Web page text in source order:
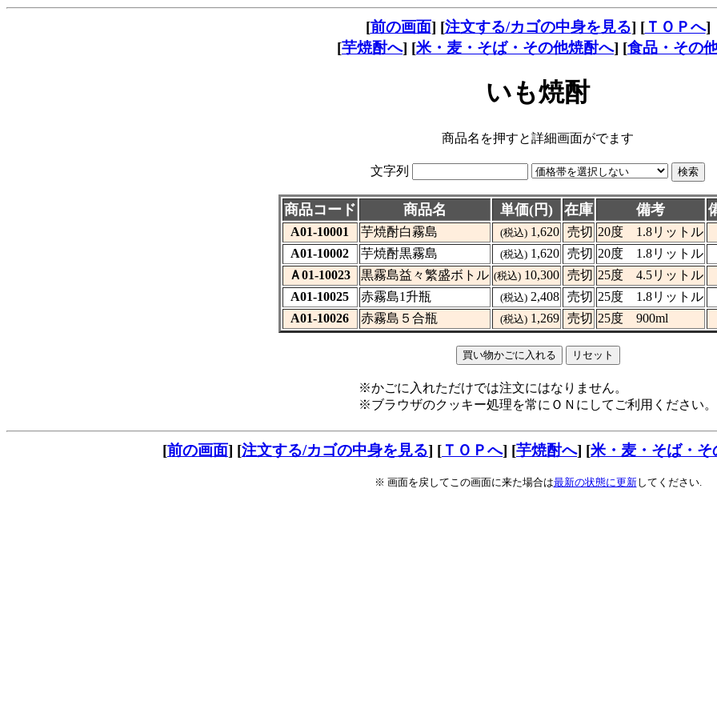
[前の画面] [注文する/カゴの中身を見る] [ＴＯＰへ]
[芋焼酎へ] [米・麦・そば・その他焼酎へ] [食品・その
いも焼酎
商品名を押すと詳細画面がでます
文字列
商品コード 商品名 単価(円) 在庫 備考
A01-10001 芋焼酎白霧島 (税込)1,620 売切 20度 1.8リットル
A01-10002
芋焼酎黒霧島 (税込)1,620 売切 20度 1.8リットル
Ａ01-10023
黒霧島益々繁盛ボトル (税込)10,300 売切 25度 4.5リットル
A01-10025
赤霧島1升瓶 (税込)2,408 売切 25度 1.8リットル
A01-10026
赤霧島５合瓶 (税込)1,269 売切 25度 900ml
※かごに入れただけでは注文にはなりません。
※ブラウザのクッキー処理を常にＯＮにしてご利用ください。
[前の画面] [注文する/カゴの中身を見る] [ ＴＯＰへ] [芋焼酎へ] [米・麦・そば・そ
※ 画面を戻してこの画面に来た場合は最新の状態に更新してください.